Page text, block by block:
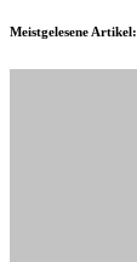
Meistgelesene Artikel: